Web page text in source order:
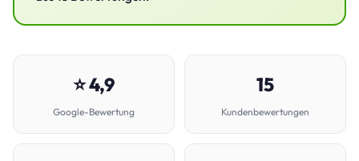
⭐ 4,9
Google-Bewertung
15
Kundenbewertungen